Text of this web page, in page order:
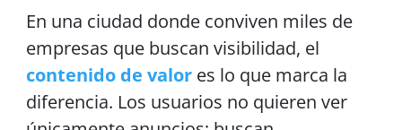
En una ciudad donde conviven miles de
empresas que buscan visibilidad, el
contenido de valor es lo que marca la
diferencia. Los usuarios no quieren ver